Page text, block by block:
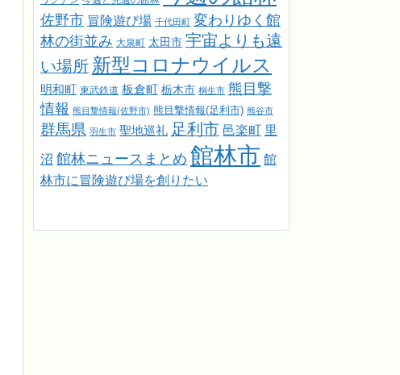
佐野市 冒険遊び場 千代田町
変わりゆく館
林の街並み 大泉町 太田市 宇宙よりも遠
い場所 新型コロナウイルス
明和町 東武鉄道 板倉町 栃木市 桐生市 熊目撃
情報 熊目撃情報(佐野市) 熊目撃情報(足利市) 熊谷市
群馬県 羽生市 聖地巡礼 足利市 邑楽町 里
沼 館林ニュースまとめ 館林市 館
林市に冒険遊び場を創りたい